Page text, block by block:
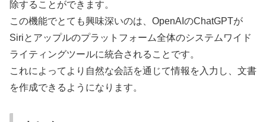
除することができます。
この機能でとても興味深いのは、OpenAIのChatGPTが
Siriとアップルのプラットフォーム全体のシステムワイド
ライティングツールに統合されることです。
これによってより自然な会話を通じて情報を入力し、文書
を作成できるようになります。